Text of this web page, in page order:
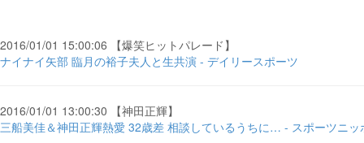
2016/01/01 15:00:06 【爆笑ヒットパレード】
ナイナイ矢部 臨月の裕子夫人と生共演 - デイリースポーツ
2016/01/01 13:00:30 【神田正輝】
三船美佳＆神田正輝熱愛 32歳差 相談しているうちに… - スポーツニッ